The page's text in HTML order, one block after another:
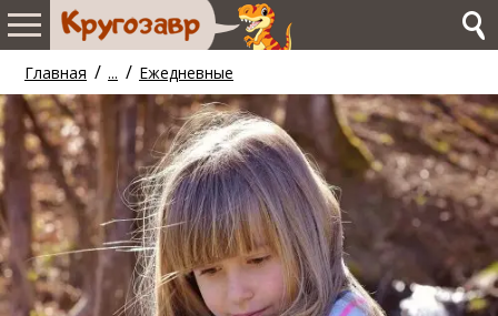
Главная / ... / Ежедневные